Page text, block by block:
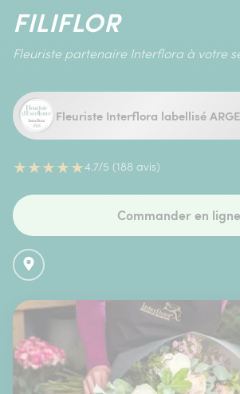
FILIFLOR
Fleuriste partenaire Interflora à votre
Fleuriste Interflora labellisé
★★★★★4.7/5 (188 avis)
Commander en ligne